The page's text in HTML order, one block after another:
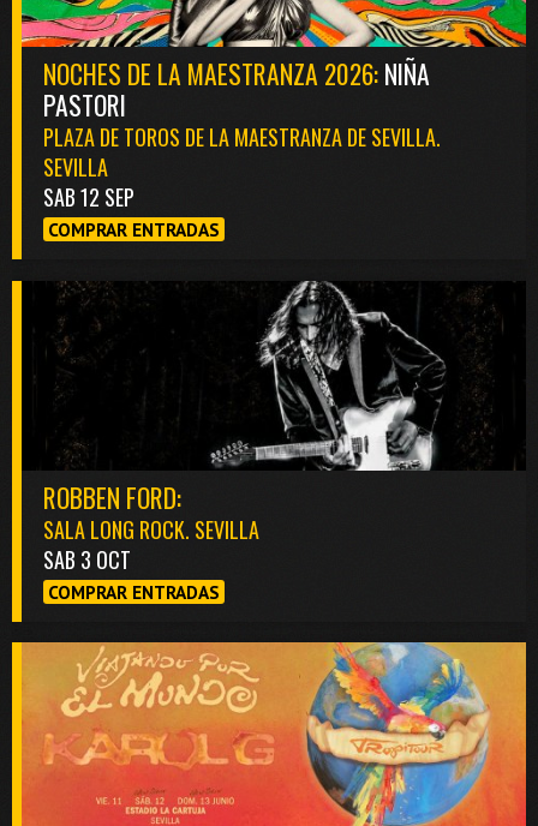
NOCHES DE LA MAESTRANZA 2026:NIÑA
PASTORI
PLAZA DE TOROS DE LA MAESTRANZA DE SEVILLA.
SEVILLA
SAB 12 SEP
COMPRAR ENTRADAS
ROBBEN FORD:
SALA LONG ROCK. SEVILLA
SAB 3 OCT
COMPRAR ENTRADAS